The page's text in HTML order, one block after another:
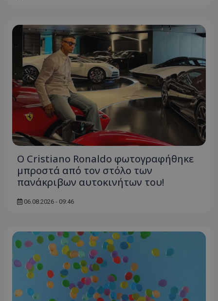
Ο Cristiano Ronaldo φωτογραφήθηκε
μπροστά από τον στόλο των
πανάκριβων αυτοκινήτων του!
06.08.2026 - 09:46